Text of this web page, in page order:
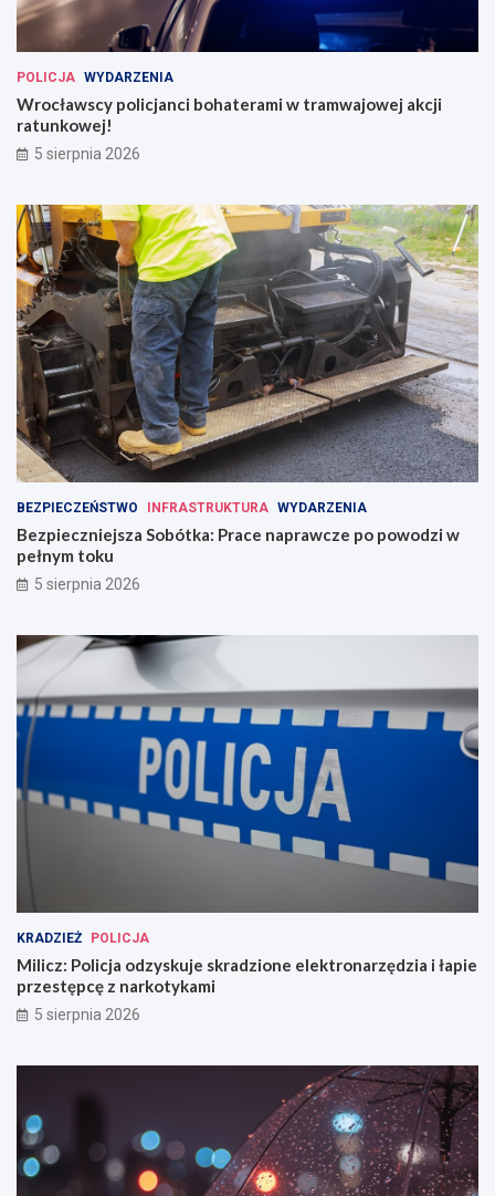
POLICJA WYDARZENIA
Wrocławscy policjanci bohaterami w tramwajowej akcji
ratunkowej!
5 sierpnia 2026
BEZPIECZEŃSTWO INFRASTRUKTURA WYDARZENIA
Bezpieczniejsza Sobótka: Prace naprawcze po powodzi w
pełnym toku
5 sierpnia 2026
KRADZIEŻ POLICJA
Milicz: Policja odzyskuje skradzione elektronarzędzia i łapie
przestępcę z narkotykami
5 sierpnia 2026